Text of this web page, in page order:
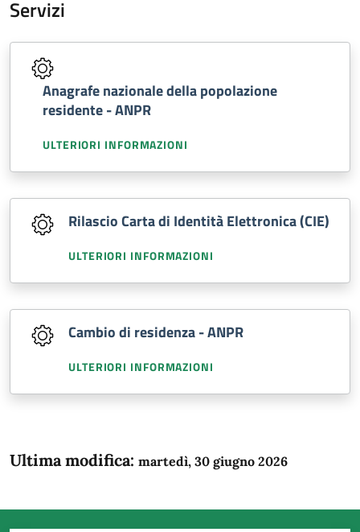
Servizi
Anagrafe nazionale della popolazione
residente - ANPR
ULTERIORI INFORMAZIONI
Rilascio Carta di Identità Elettronica (CIE)
ULTERIORI INFORMAZIONI
Cambio di residenza - ANPR
ULTERIORI INFORMAZIONI
Ultima modifica: martedì, 30 giugno 2026